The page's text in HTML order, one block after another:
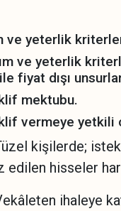
ve yeterlik
ve yeterlik
fiyat dışı
mektubu.
vermeye yetkili
kişilerde;
edilen hisseler
ihaleye